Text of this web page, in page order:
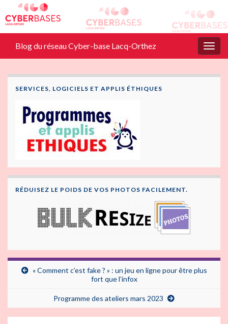
Blog du réseau Cyber-base Lacq-Orthez
SERVICES, LOGICIELS ET APPLIS ÉTHIQUES
RÉDUISEZ LE POIDS DE VOS PHOTOS FACILEMENT.
« Comment c’est fake ? » : un jeu en ligne pour être plus
fort que l’infox
Programme des ateliers mars 2023